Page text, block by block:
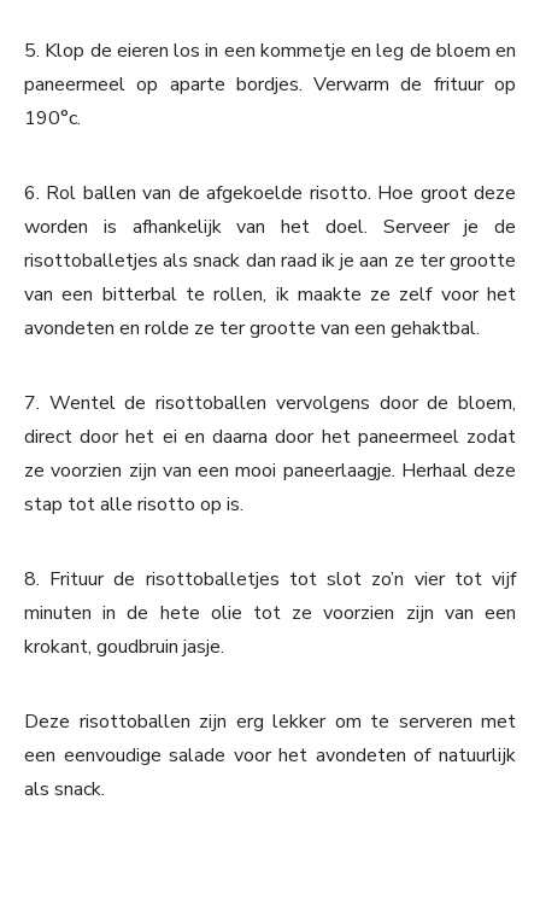
5. Klop de eieren los in een kommetje en leg de bloem en
paneermeel op aparte bordjes. Verwarm de frituur op
190°c.
6. Rol ballen van de afgekoelde risotto. Hoe groot deze
worden is afhankelijk van het doel. Serveer je de
risottoballetjes als snack dan raad ik je aan ze ter grootte
van een bitterbal te rollen, ik maakte ze zelf voor het
avondeten en rolde ze ter grootte van een gehaktbal.
7. Wentel de risottoballen vervolgens door de bloem,
direct door het ei en daarna door het paneermeel zodat
ze voorzien zijn van een mooi paneerlaagje. Herhaal deze
stap tot alle risotto op is.
8. Frituur de risottoballetjes tot slot zo’n vier tot vijf
minuten in de hete olie tot ze voorzien zijn van een
krokant, goudbruin jasje.
Deze risottoballen zijn erg lekker om te serveren met
een eenvoudige salade voor het avondeten of natuurlijk
als snack.